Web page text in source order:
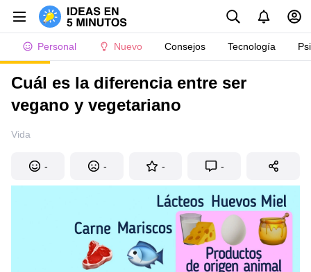
Personal Nuevo Consejos Tecnología
Cuál es la diferencia entre ser
vegano y vegetariano
Vida
- - - -